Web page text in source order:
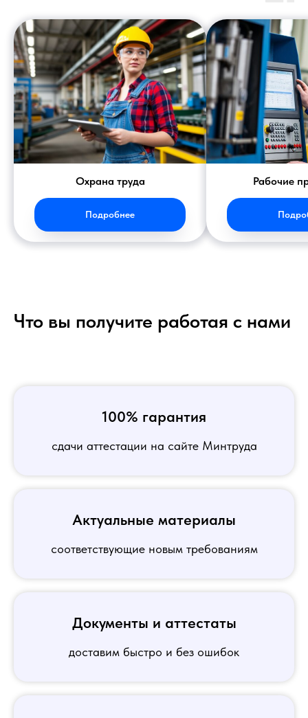
Охрана труда
Подробнее
Рабочие
Что вы получите работая с нами
100% гарантия
сдачи аттестации на сайте Минтруда
Актуальные материалы
соответствующие новым требованиям
Документы и аттестаты
доставим быстро и без ошибок